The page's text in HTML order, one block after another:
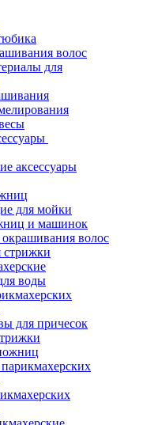
волос
для
аксессуары
для мойки
и машинок
волос
воды
для причесок